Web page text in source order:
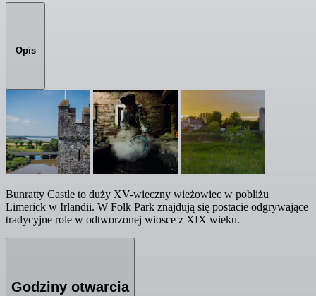
Opis
Bunratty Castle to duży XV-wieczny wieżowiec w pobliżu
Limerick w Irlandii. W Folk Park znajdują się postacie odgrywające
tradycyjne role w odtworzonej wiosce z XIX wieku.
Godziny otwarcia